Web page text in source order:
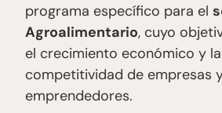
programa específico para el
Agroalimentario, cuyo
el crecimiento económico y
competitividad de empresas
emprendedores.